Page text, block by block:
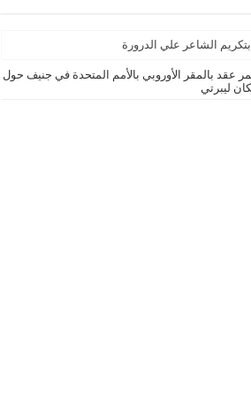
عقد بالمقر الأوروبي بالأمم المتحدة في جنيف حول
ليبرتي